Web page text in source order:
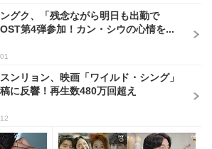
グク、「残念ながら明日も出勤で
第4弾参加！カン・シウの心情を...
ンリョン、映画「ワイルド・シング」
に反響！再生数480万回超え